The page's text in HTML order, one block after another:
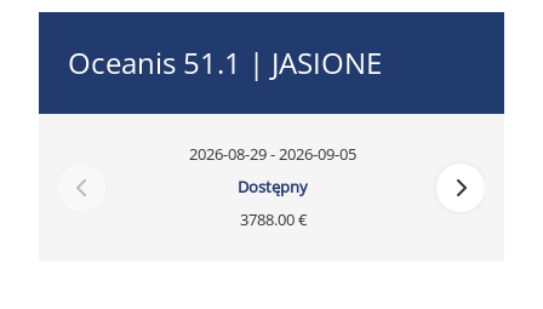
Oceanis 51.1 | JASIONE
2026-08-29 - 2026-09-05
Dostępny
3788.00 €